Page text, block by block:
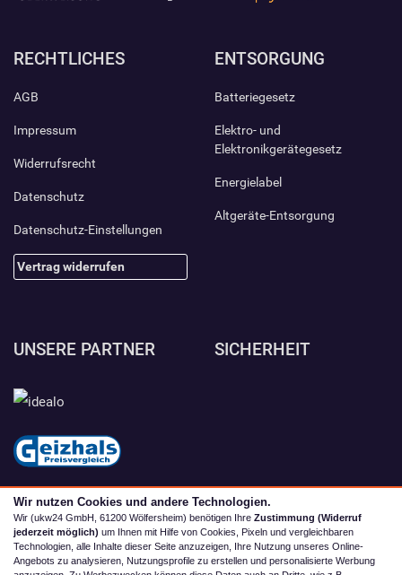
RECHTLICHES
AGB
Impressum
Widerrufsrecht
Datenschutz
Datenschutz-Einstellungen
Vertrag widerrufen
ENTSORGUNG
Batteriegesetz
Elektro- und
Elektronikgerätegesetz
Energielabel
Altgeräte-Entsorgung
UNSERE PARTNER SICHERHEIT
Wir nutzen Cookies und andere Technologien.
Wir (ukw24 GmbH, 61200 Wölfersheim) benötigen Ihre Zustimmung (Widerruf
jederzeit möglich) um Ihnen mit Hilfe von Cookies, Pixeln und vergleichbaren
Technologien, alle Inhalte dieser Seite anzuzeigen, Ihre Nutzung unseres Online-
Angebots zu analysieren, Nutzungsprofile zu erstellen und personalisierte Werbung